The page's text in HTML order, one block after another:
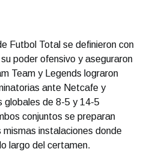
Futbol Total se definieron con
poder ofensivo y aseguraron
Team y Legends lograron
ante Netcafe y
globales de 8-5 y 14-5
conjuntos se preparan
instalaciones donde
largo del certamen.